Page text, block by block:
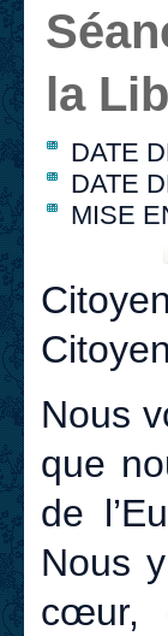
la
DATE
DATE
MISE
Nous
que
de
Nous
cœur,